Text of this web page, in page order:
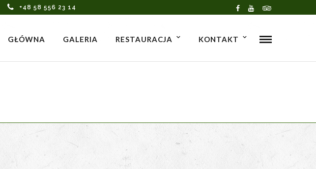
+48 58 556 23 14
GŁÓWNA GALERIA RESTAURACJA KONTAKT